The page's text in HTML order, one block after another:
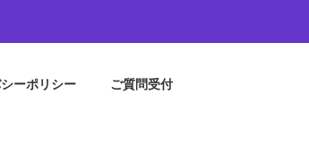
ーポリシー ご質問受付